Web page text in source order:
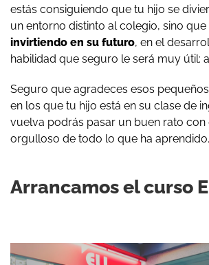
estás consiguiendo que tu hijo se
un entorno distinto al colegio, sino
invirtiendo en su futuro, en el
habilidad que seguro le será muy útil:
Seguro que agradeces esos
en los que tu hijo está en su clase de
vuelva podrás pasar un buen rato con
orgulloso de todo lo que ha aprendido.
Arrancamos el curso